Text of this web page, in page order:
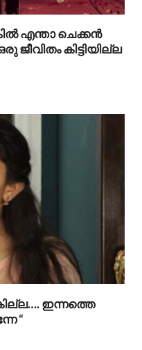
എന്താ ചെക്കൻ
ജീവിതം കിട്ടിയില്ല
ഇന്നത്തെ
“